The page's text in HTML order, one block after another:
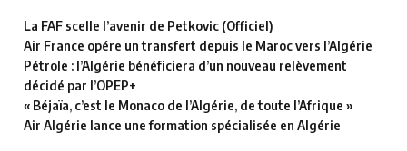
La FAF scelle l’avenir de Petkovic (Officiel)
Air France opére un transfert depuis le Maroc vers l’Algérie
Pétrole : l’Algérie bénéficiera d’un nouveau relèvement
décidé par l’OPEP+
« Béjaïa, c’est le Monaco de l’Algérie, de toute l’Afrique »
Air Algérie lance une formation spécialisée en Algérie